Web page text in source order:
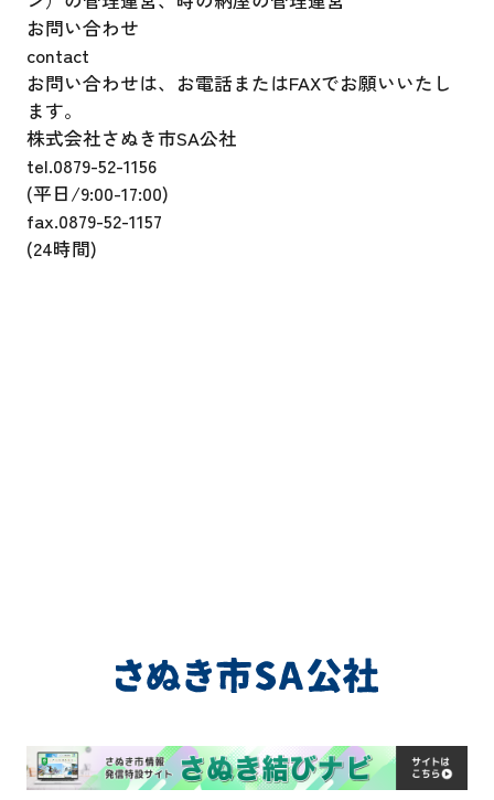
お問い合わせ
contact
お問い合わせは、 お電話またはFAXでお願いいたし
ます。
株式会社さぬき市SA公社
tel.0879-52-1156
(平日/9:00-17:00)
fax.0879-52-1157
(24時間)